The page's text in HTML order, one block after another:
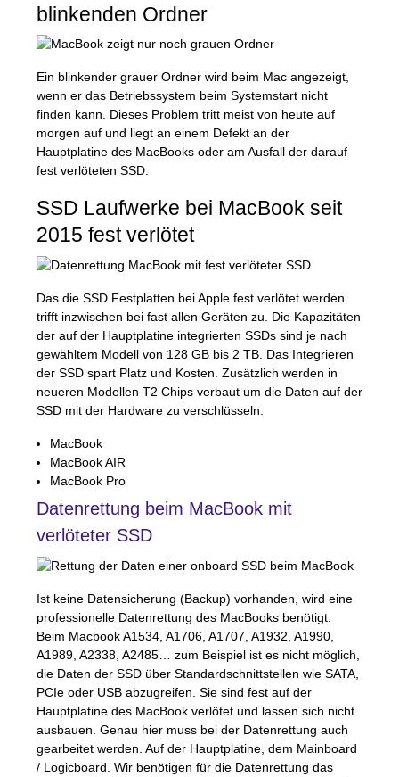
blinkenden Ordner
Ein blinkender grauer Ordner wird beim Mac angezeigt,
wenn er das Betriebssystem beim Systemstart nicht
finden kann. Dieses Problem tritt meist von heute auf
morgen auf und liegt an einem Defekt an der
Hauptplatine des MacBooks oder am Ausfall der darauf
fest verlöteten SSD.
SSD Laufwerke bei MacBook seit
2015 fest verlötet
Das die SSD Festplatten bei Apple fest verlötet werden
trifft inzwischen bei fast allen Geräten zu. Die Kapazitäten
der auf der Hauptplatine integrierten SSDs sind je nach
gewähltem Modell von 128 GB bis 2 TB. Das Integrieren
der SSD spart Platz und Kosten. Zusätzlich werden in
neueren Modellen T2 Chips verbaut um die Daten auf der
SSD mit der Hardware zu verschlüsseln.
MacBook
MacBookAIR
MacBook Pro
Datenrettung beim MacBook mit
verlöteter SSD
Ist keine Datensicherung (Backup) vorhanden, wird eine
professionelle Datenrettung des MacBooks benötigt.
Beim Macbook A1534, A1706, A1707, A1932, A1990,
A1989, A2338, A2485… zum Beispiel ist es nicht möglich,
die Daten der SSD über Standardschnittstellen wie SATA
PCIe oder USB abzugreifen. Sie sind fest auf der
Hauptplatine des MacBook verlötet und lassen sich nicht
ausbauen. Genau hier muss bei der Datenrettung auch
gearbeitet werden. Auf der Hauptplatine, dem Mainboard
/ Logicboard. Wir benötigen für die Datenrettung das